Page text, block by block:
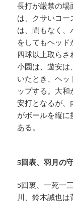
長打が厳禁の場
は、クサいコー
は、間もなく
をしてもヘッ
四球以上取らさ
小園は、遊安は
いたとき、ヘ
ップする。大
安打となるが、
がボールを縦
ある。
5回表、羽月の
5回裏、一死一
川、鈴木誠也